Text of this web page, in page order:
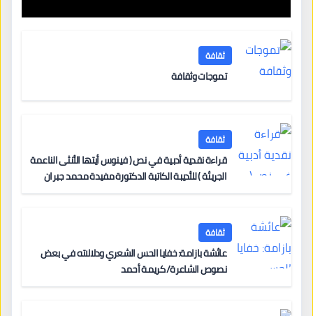
ثقافة
تموجات وثقافة
ثقافة
قراءة نقدية أدبية في نص ( فينوس أيتها الأنثى الناعمة
الجريئة ) للأديبة الكاتبة الدكتورة مفيدة محمد جبران
ثقافة
عائشة بازامة: خفايا الحس الشعري ودلالاته في بعض
نصوص الشاعرة/ كريمة أحمد